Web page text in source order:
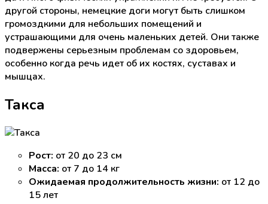
другой стороны, немецкие доги могут быть слишком
громоздкими для небольших помещений и
устрашающими для очень маленьких детей. Они также
подвержены серьезным проблемам со здоровьем,
особенно когда речь идет об их костях, суставах и
мышцах.
Такса
Рост: от 20 до 23 см
Масса: от 7 до 14 кг
Ожидаемая продолжительность жизни: от 12 до
15 лет